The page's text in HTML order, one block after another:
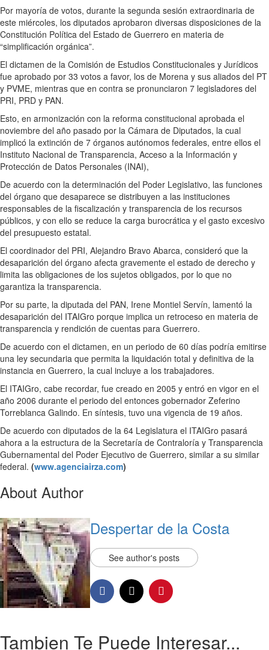
Por mayoría de votos, durante la segunda sesión extraordinaria de
este miércoles, los diputados aprobaron diversas disposiciones de la
Constitución Política del Estado de Guerrero en materia de
“simplificación orgánica”.
El dictamen de la Comisión de Estudios Constitucionales y Jurídicos
fue aprobado por 33 votos a favor, los de Morena y sus aliados del PT
y PVME, mientras que en contra se pronunciaron 7 legisladores del
PRI, PRD y PAN.
Esto, en armonización con la reforma constitucional aprobada el
noviembre del año pasado por la Cámara de Diputados, la cual
implicó la extinción de 7 órganos autónomos federales, entre ellos el
Instituto Nacional de Transparencia, Acceso a la Información y
Protección de Datos Personales (INAI),
De acuerdo con la determinación del Poder Legislativo, las funciones
del órgano que desaparece se distribuyen a las instituciones
responsables de la fiscalización y transparencia de los recursos
públicos, y con ello se reduce la carga burocrática y el gasto excesivo
del presupuesto estatal.
El coordinador del PRI, Alejandro Bravo Abarca, consideró que la
desaparición del órgano afecta gravemente el estado de derecho y
limita las obligaciones de los sujetos obligados, por lo que no
garantiza la transparencia.
Por su parte, la diputada del PAN, Irene Montiel Servín, lamentó la
desaparición del ITAIGro porque implica un retroceso en materia de
transparencia y rendición de cuentas para Guerrero.
De acuerdo con el dictamen, en un periodo de 60 días podría emitirse
una ley secundaria que permita la liquidación total y definitiva de la
instancia en Guerrero, la cual incluye a los trabajadores.
El ITAIGro, cabe recordar, fue creado en 2005 y entró en vigor en el
año 2006 durante el periodo del entonces gobernador Zeferino
Torreblanca Galindo. En síntesis, tuvo una vigencia de 19 años.
De acuerdo con diputados de la 64 Legislatura el ITAIGro pasará
ahora a la estructura de la Secretaría de Contraloría y Transparencia
Gubernamental del Poder Ejecutivo de Guerrero, similar a su similar
federal. (www.agenciairza.com)
About Author
Despertar de la Costa
See author's posts
Tambien Te Puede Interesar...